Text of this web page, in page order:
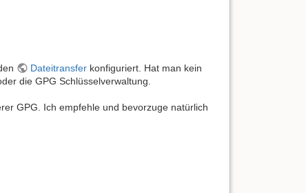
Dateitransferkonfiguriert. Hat man kein
die GPG Schlüsselverwaltung.
GPG. Ich empfehle und bevorzuge natürlich